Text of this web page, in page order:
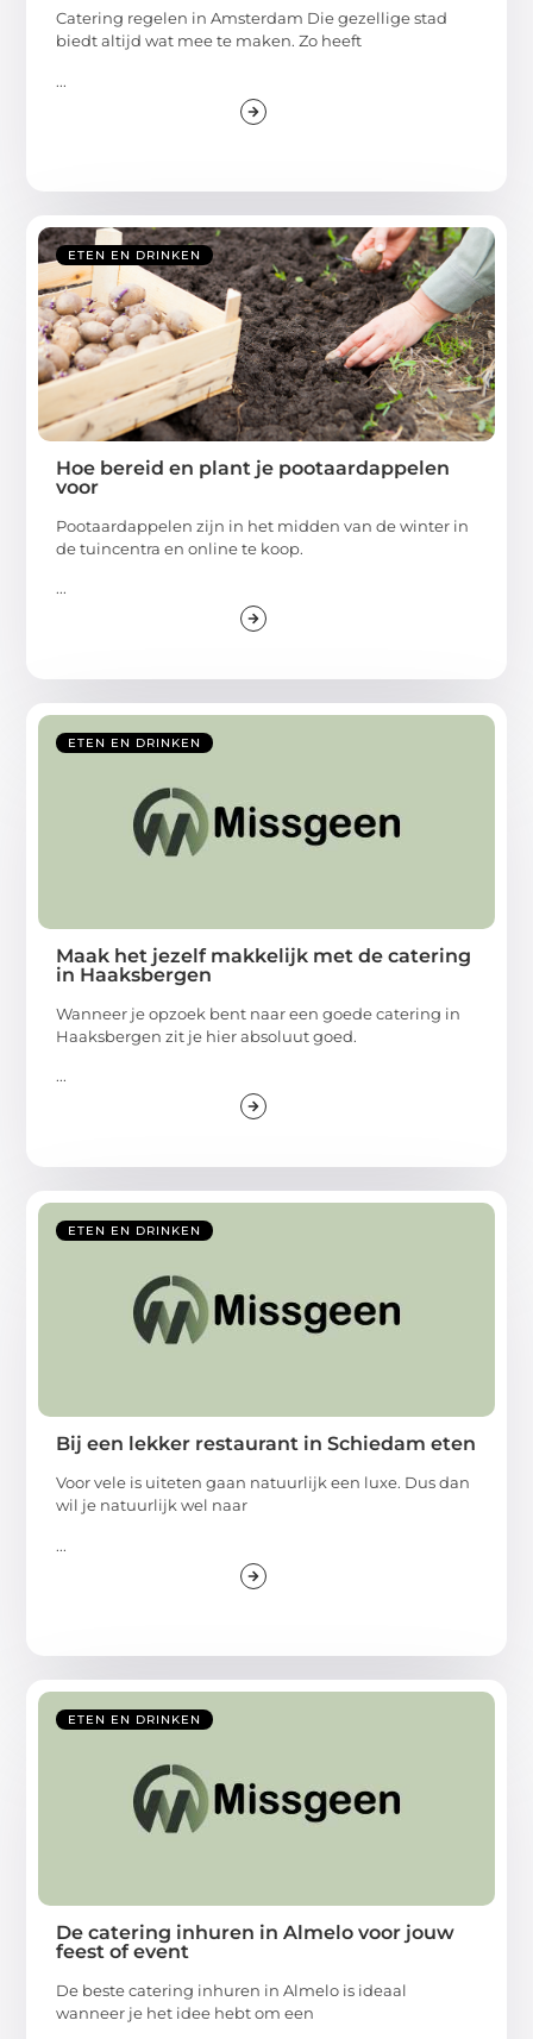
Catering regelen in Amsterdam Die gezellige stad
biedt altijd wat mee te maken. Zo heeft
...
ETEN EN DRINKEN
Hoe bereid en plant je pootaardappelen
voor
Pootaardappelen zijn in het midden van de winter in
de tuincentra en online te koop.
...
ETEN EN DRINKEN
Maak het jezelf makkelijk met de catering
in Haaksbergen
Wanneer je opzoek bent naar een goede catering in
Haaksbergen zit je hier absoluut goed.
...
ETEN EN DRINKEN
Bij een lekker restaurant in Schiedam eten
Voor vele is uiteten gaan natuurlijk een luxe. Dus dan
wil je natuurlijk wel naar
...
ETEN EN DRINKEN
De catering inhuren in Almelo voor jouw
feest of event
De beste catering inhuren in Almelo is ideaal
wanneer je het idee hebt om een